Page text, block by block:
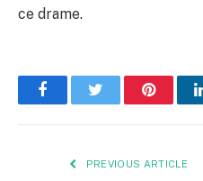
ce drame.
FacebookTwitter Pinterest
PREVIOUS ARTICLE